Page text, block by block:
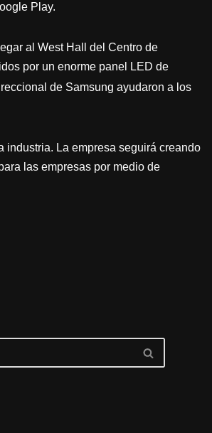
Play.
al West Hall del Centro de
por un enorme panel LED de
de Samsung ayudaron a los
industria. La empresa seguirá creando
las empresas por medio de